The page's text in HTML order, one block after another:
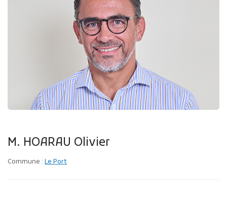
Publicité des actes
Marchés publics
M. HOARAU Olivier
Commune : Le Port